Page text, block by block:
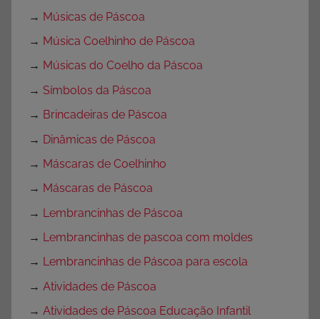
→ Músicas de Páscoa
→ Música Coelhinho de Páscoa
→ Músicas do Coelho da Páscoa
→ Símbolos da Páscoa
→ Brincadeiras de Páscoa
→ Dinâmicas de Páscoa
→ Máscaras de Coelhinho
→ Máscaras de Páscoa
→ Lembrancinhas de Páscoa
→ Lembrancinhas de pascoa com moldes
→ Lembrancinhas de Páscoa para escola
→ Atividades de Páscoa
→ Atividades de Páscoa Educação Infantil